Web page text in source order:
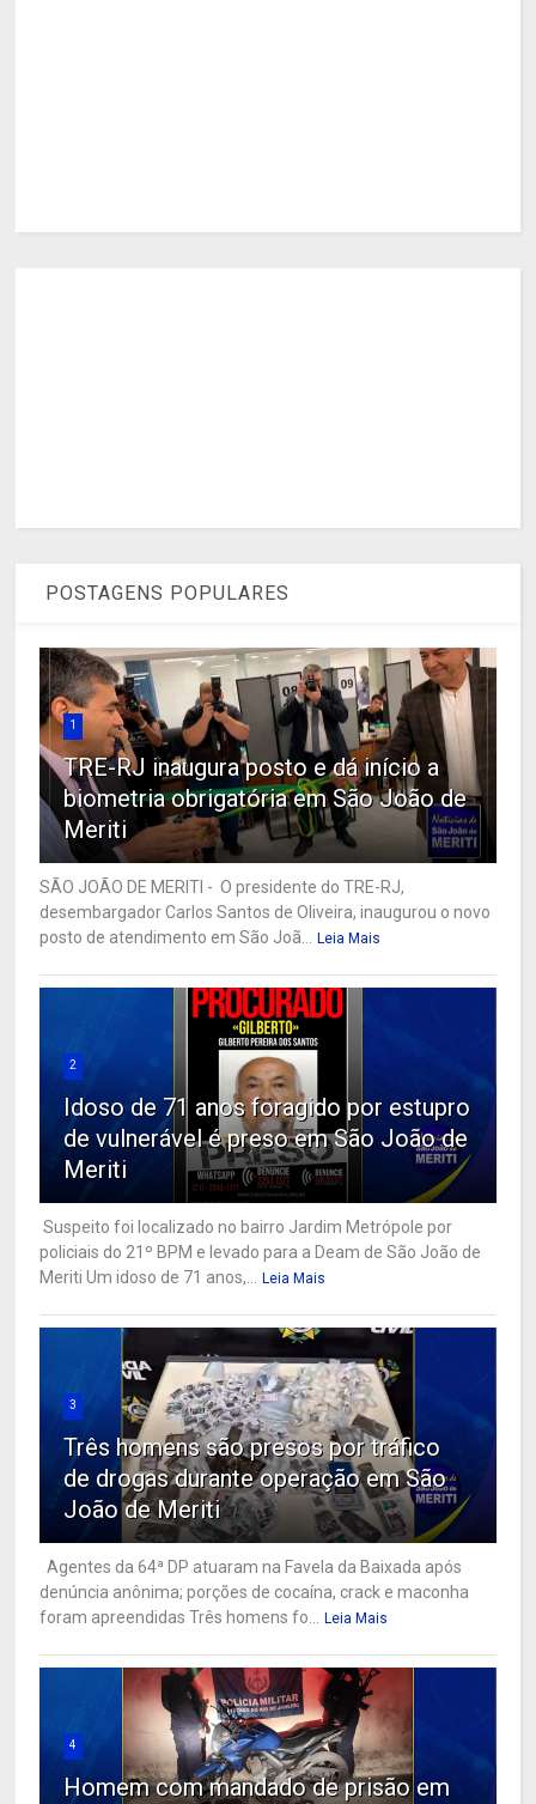
POSTAGENS POPULARES
1
TRE-RJ inaugura posto e dá início a
biometria obrigatória em São João de
Meriti
SÃO JOÃO DE MERITI - O presidente do TRE-RJ,
desembargador Carlos Santos de Oliveira, inaugurou o novo
posto de atendimento em São Joã... Leia Mais
2
Idoso de 71 anos foragido por estupro
de vulnerável é preso em São João de
Meriti
Suspeito foi localizado no bairro Jardim Metrópole por
policiais do 21º BPM e levado para a Deam de São João de
Meriti Um idoso de 71 anos,... Leia Mais
3
Três homens são presos por tráfico
de drogas durante operação em São
João de Meriti
Agentes da 64ª DP atuaram na Favela da Baixada após
denúncia anônima; porções de cocaína, crack e maconha
foram apreendidas Três homens fo... Leia Mais
4
Homem com mandado de prisão em